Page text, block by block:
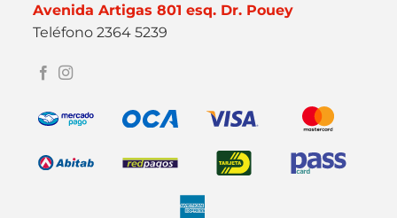
Avenida Artigas 801 esq. Dr. Pouey
Teléfono 2364 5239